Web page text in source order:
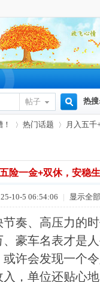
帖子
搜
索
热搜:
奥
›
热门话题
›
月入五千
险一金+双休，安稳
10-5 06:54:06 | 显示全
节奏、高压力的
、豪车名表才是
或许会发现一个
，单位还贴心